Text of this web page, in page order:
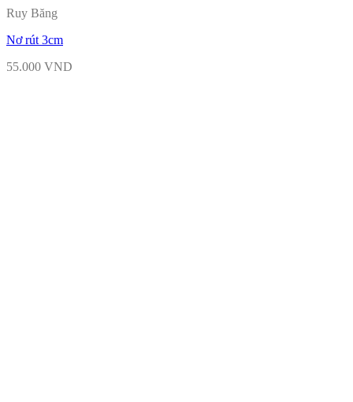
Ruy Băng
Nơ rút 3cm
55.000 VND